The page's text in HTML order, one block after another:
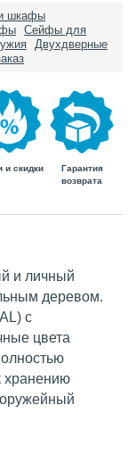
шкафы
Сейфы для
Двухдверные
и скидки
Гарантия
возврата
и личный
деревом.
с
цвета
хранению